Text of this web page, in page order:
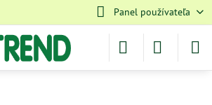
Panel používateľa